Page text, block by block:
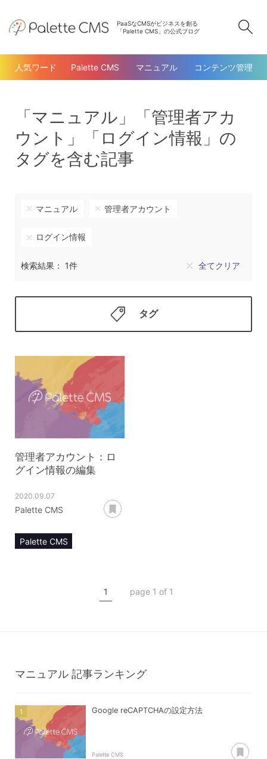
PaaSなCMSがビジネスを創る
「Palette CMS」の公式ブログ
人気ワード Palette CMS マニュアル コンテンツ管理
「マニュアル」「管理者アカ
ウント」「ログイン情報」の
タグを含む記事
マニュアル 管理者アカウント
ログイン情報
検索結果： 1件 全てクリア
タグ
管理者アカウント：ロ
グイン情報の編集
2020.09.07
Palette CMS
Palette CMS
1 page 1 of 1
マニュアル 記事ランキング
Google reCAPTCHAの設定方法
Palette CMS